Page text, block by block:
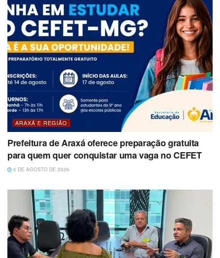
ARAXÁ E REGIÃO
Prefeitura de Araxá oferece preparação gratuita
para quem quer conquistar uma vaga no CEFET
6 DE AGOSTO DE 2026